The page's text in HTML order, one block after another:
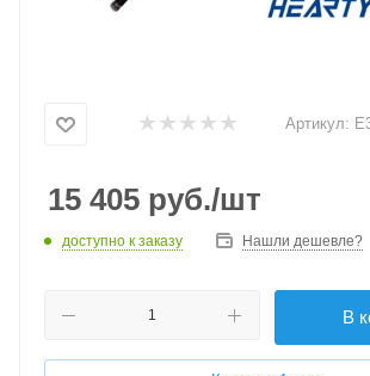
Артикул:
15 405 руб./шт
доступно к заказу Нашли дешевле?
В